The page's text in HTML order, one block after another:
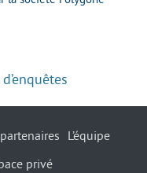
L’équipe
privé